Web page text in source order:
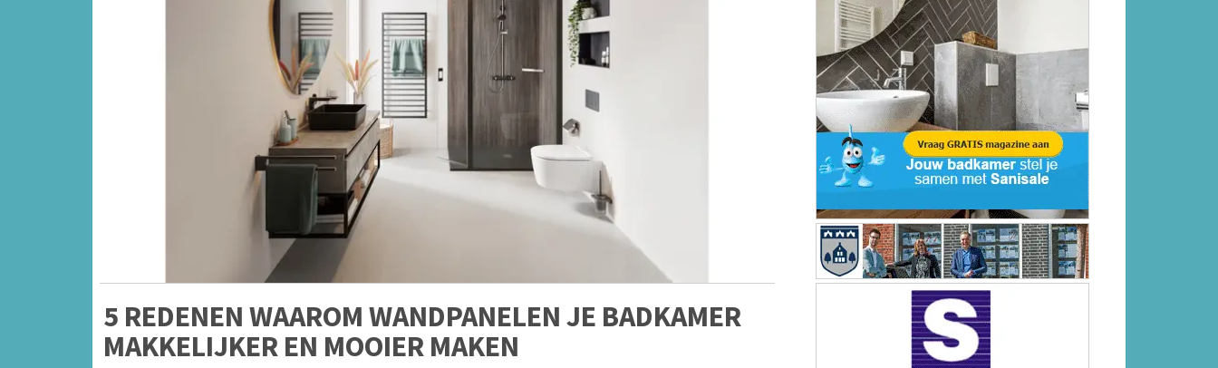
5 REDENEN WAAROM WANDPANELEN JE BADKAMER
MAKKELIJKER EN MOOIER MAKEN